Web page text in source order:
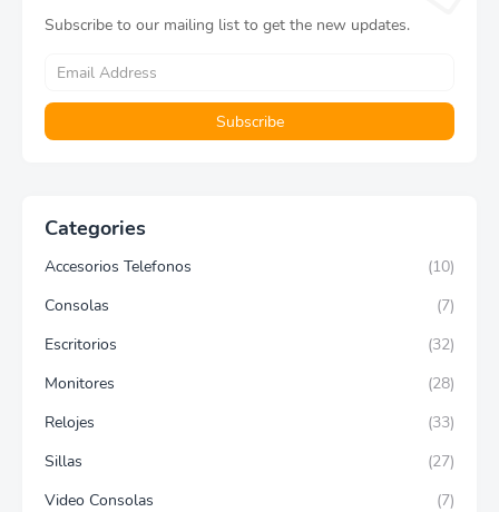
Subscribe to our mailing list to get the new updates.
Categories
Accesorios Telefonos
(10)
Consolas
(7)
Escritorios
(32)
Monitores
(28)
Relojes
(33)
Sillas
(27)
Video Consolas
(7)